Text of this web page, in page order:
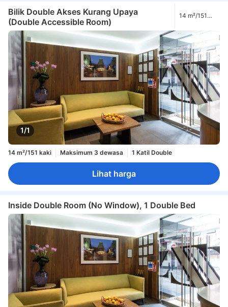
Bilik Double Akses Kurang Upaya
(Double Accessible Room)
14 m²/151
1/1
14 m²/151 kaki Maksimum 3 dewasa 1 Katil Double
Lihat harga
Inside Double Room (No Window), 1 Double Bed